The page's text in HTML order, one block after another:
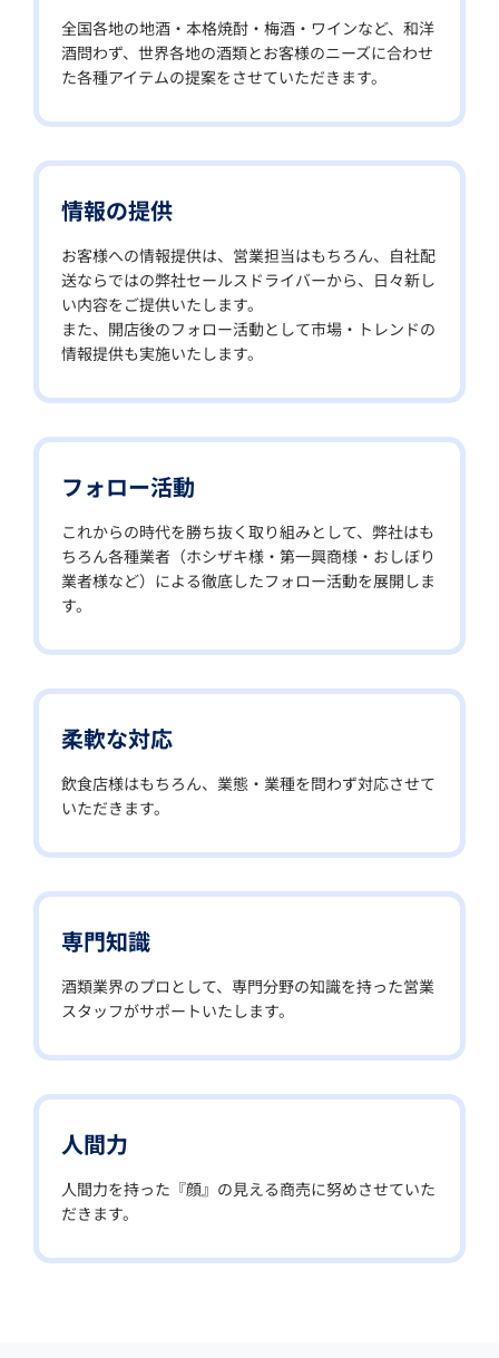
全国各地の地酒・本格焼酎・梅酒・ワインなど、和洋
酒問わず、世界各地の酒類とお客様のニーズに合わせ
た各種アイテムの提案をさせていただきます。
情報の提供
お客様への情報提供は、営業担当はもちろん、自社配
送ならではの弊社セールスドライバーから、日々新し
い内容をご提供いたします。
また、開店後のフォロー活動として市場・トレンドの
情報提供も実施いたします。
フォロー活動
これからの時代を勝ち抜く取り組みとして、弊社はも
ちろん各種業者（ホシザキ様・第一興商様・おしぼり
業者様など）による徹底したフォロー活動を展開しま
す。
柔軟な対応
飲食店様はもちろん、業態・業種を問わず対応させて
いただきます。
専門知識
酒類業界のプロとして、専門分野の知識を持った営業
スタッフがサポートいたします。
人間力
人間力を持った『顔』の見える商売に努めさせていた
だきます。